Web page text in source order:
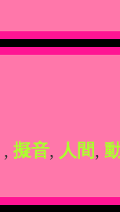
, 擬音, 人間,